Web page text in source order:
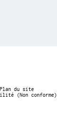
Plan du site
(Non conforme)